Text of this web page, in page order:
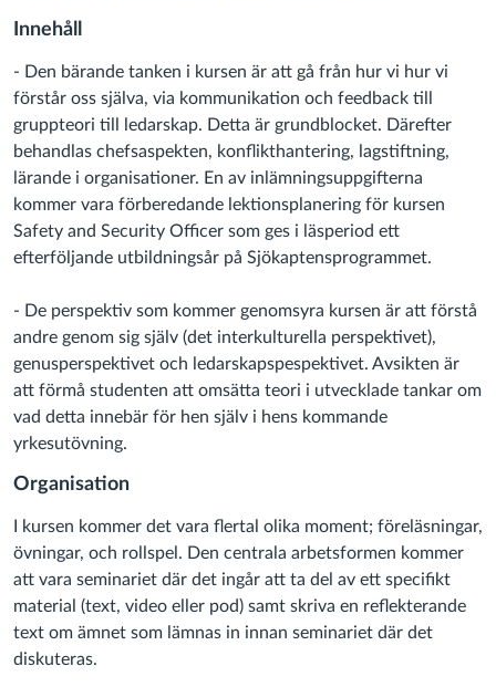
Innehåll
- Den bärande tanken i kursen är att gå från hur vi hur vi
förstår oss själva, via kommunikation och feedback till
gruppteori till ledarskap. Detta är grundblocket. Därefter
behandlas chefsaspekten, konflikthantering, lagstiftning,
lärande i organisationer. En av inlämningsuppgifterna
kommer vara förberedande lektionsplanering för kursen
Safety and Security Officer som ges i läsperiod ett
efterföljande utbildningsår på Sjökaptensprogrammet.
- De perspektiv som kommer genomsyra kursen är att förstå
andre genom sig själv (det interkulturella perspektivet),
genusperspektivet och ledarskapspespektivet. Avsikten är
att förmå studenten att omsätta teori i utvecklade tankar om
vad detta innebär för hen själv i hens kommande
yrkesutövning.
Organisation
I kursen kommer det vara flertal olika moment; föreläsningar,
övningar, och rollspel. Den centrala arbetsformen kommer
att vara seminariet där det ingår att ta del av ett specifikt
material (text, video eller pod) samt skriva en reflekterande
text om ämnet som lämnas in innan seminariet där det
diskuteras.